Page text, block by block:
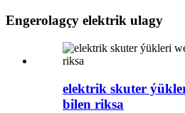
Engerolagçy elektrik ulagy
elektrik skuter
bilen riksa